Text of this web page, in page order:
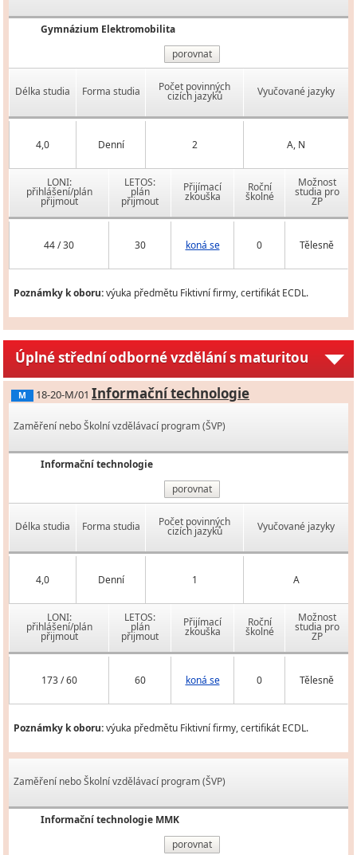
Gymnázium Elektromobilita
porovnat
Délka studia Forma studia Počet povinných
cizích jazyků Vyučované jazyky
4,0 Denní 2 A, N
LONI:
přihlášení/plán
přijmout
LETOS:
plán
přijmout
Přijímací
zkouška
Roční
školné
Možnost
studia pro
ZP
44 / 30 30 koná se 0 Tělesně
Poznámky k oboru:výuka předmětu Fiktivní firmy, certifikát ECDL.
Úplné střední odborné vzdělání s maturitou
M 18-20-M/01 Informační technologie
Zaměření nebo Školní vzdělávací program (ŠVP)
Informační technologie
porovnat
Délka studia Forma studia Počet povinných
cizích jazyků Vyučované jazyky
4,0 Denní 1 A
LONI:
přihlášení/plán
přijmout
LETOS:
plán
přijmout
Přijímací
zkouška
Roční
školné
Možnost
studia pro
ZP
173 / 60 60 koná se 0 Tělesně
Poznámky k oboru:výuka předmětu Fiktivní firmy, certifikát ECDL.
Zaměření nebo Školní vzdělávací program (ŠVP)
Informační technologie MMK
porovnat